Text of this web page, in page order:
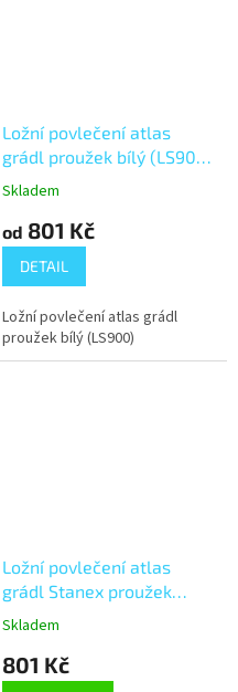
Ložní povlečení atlas
grádl proužek bílý (LS900)
Zip 140 x 220
Skladem
od 801 Kč
DETAIL
Ložní povlečení atlas grádl
proužek bílý (LS900)
Ložní povlečení atlas
grádl Stanex proužek
starorůžový (LS908),
70, Knoflíkové
Skladem
801 Kč